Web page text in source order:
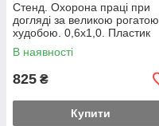
Стенд. Охорона праці при
догляді за великою рогатою
худобою. 0,6х1,0. Пластик
В наявності
825 ₴
Купити